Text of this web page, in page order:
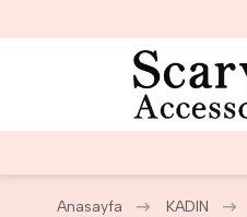
Anasayfa KADIN